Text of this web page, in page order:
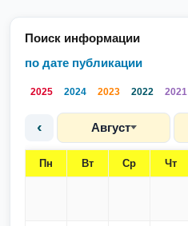
Поиск информации
по дате публикации
2025 2024 2023 2022 2021
‹ Август
Пн Вт Ср Чт